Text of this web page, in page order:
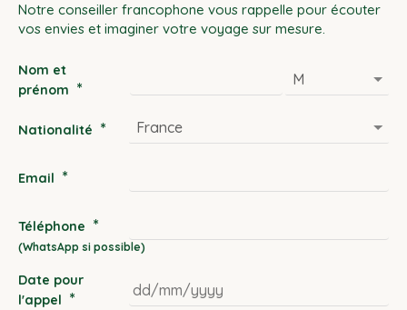
Notre conseiller francophone vous rappelle pour écouter
vos envies et imaginer votre voyage sur mesure.
Nom et
prénom *
Nationalité *
Email *
Téléphone *
Date pour
l'appel *